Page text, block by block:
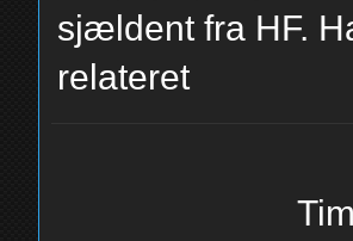
sjældent fra HF.
relateret